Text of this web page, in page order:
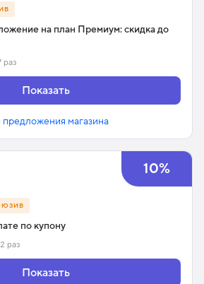
на план Премиум: скидка до
раз
Показать
предложения магазина
10%
по купону
раз
Показать